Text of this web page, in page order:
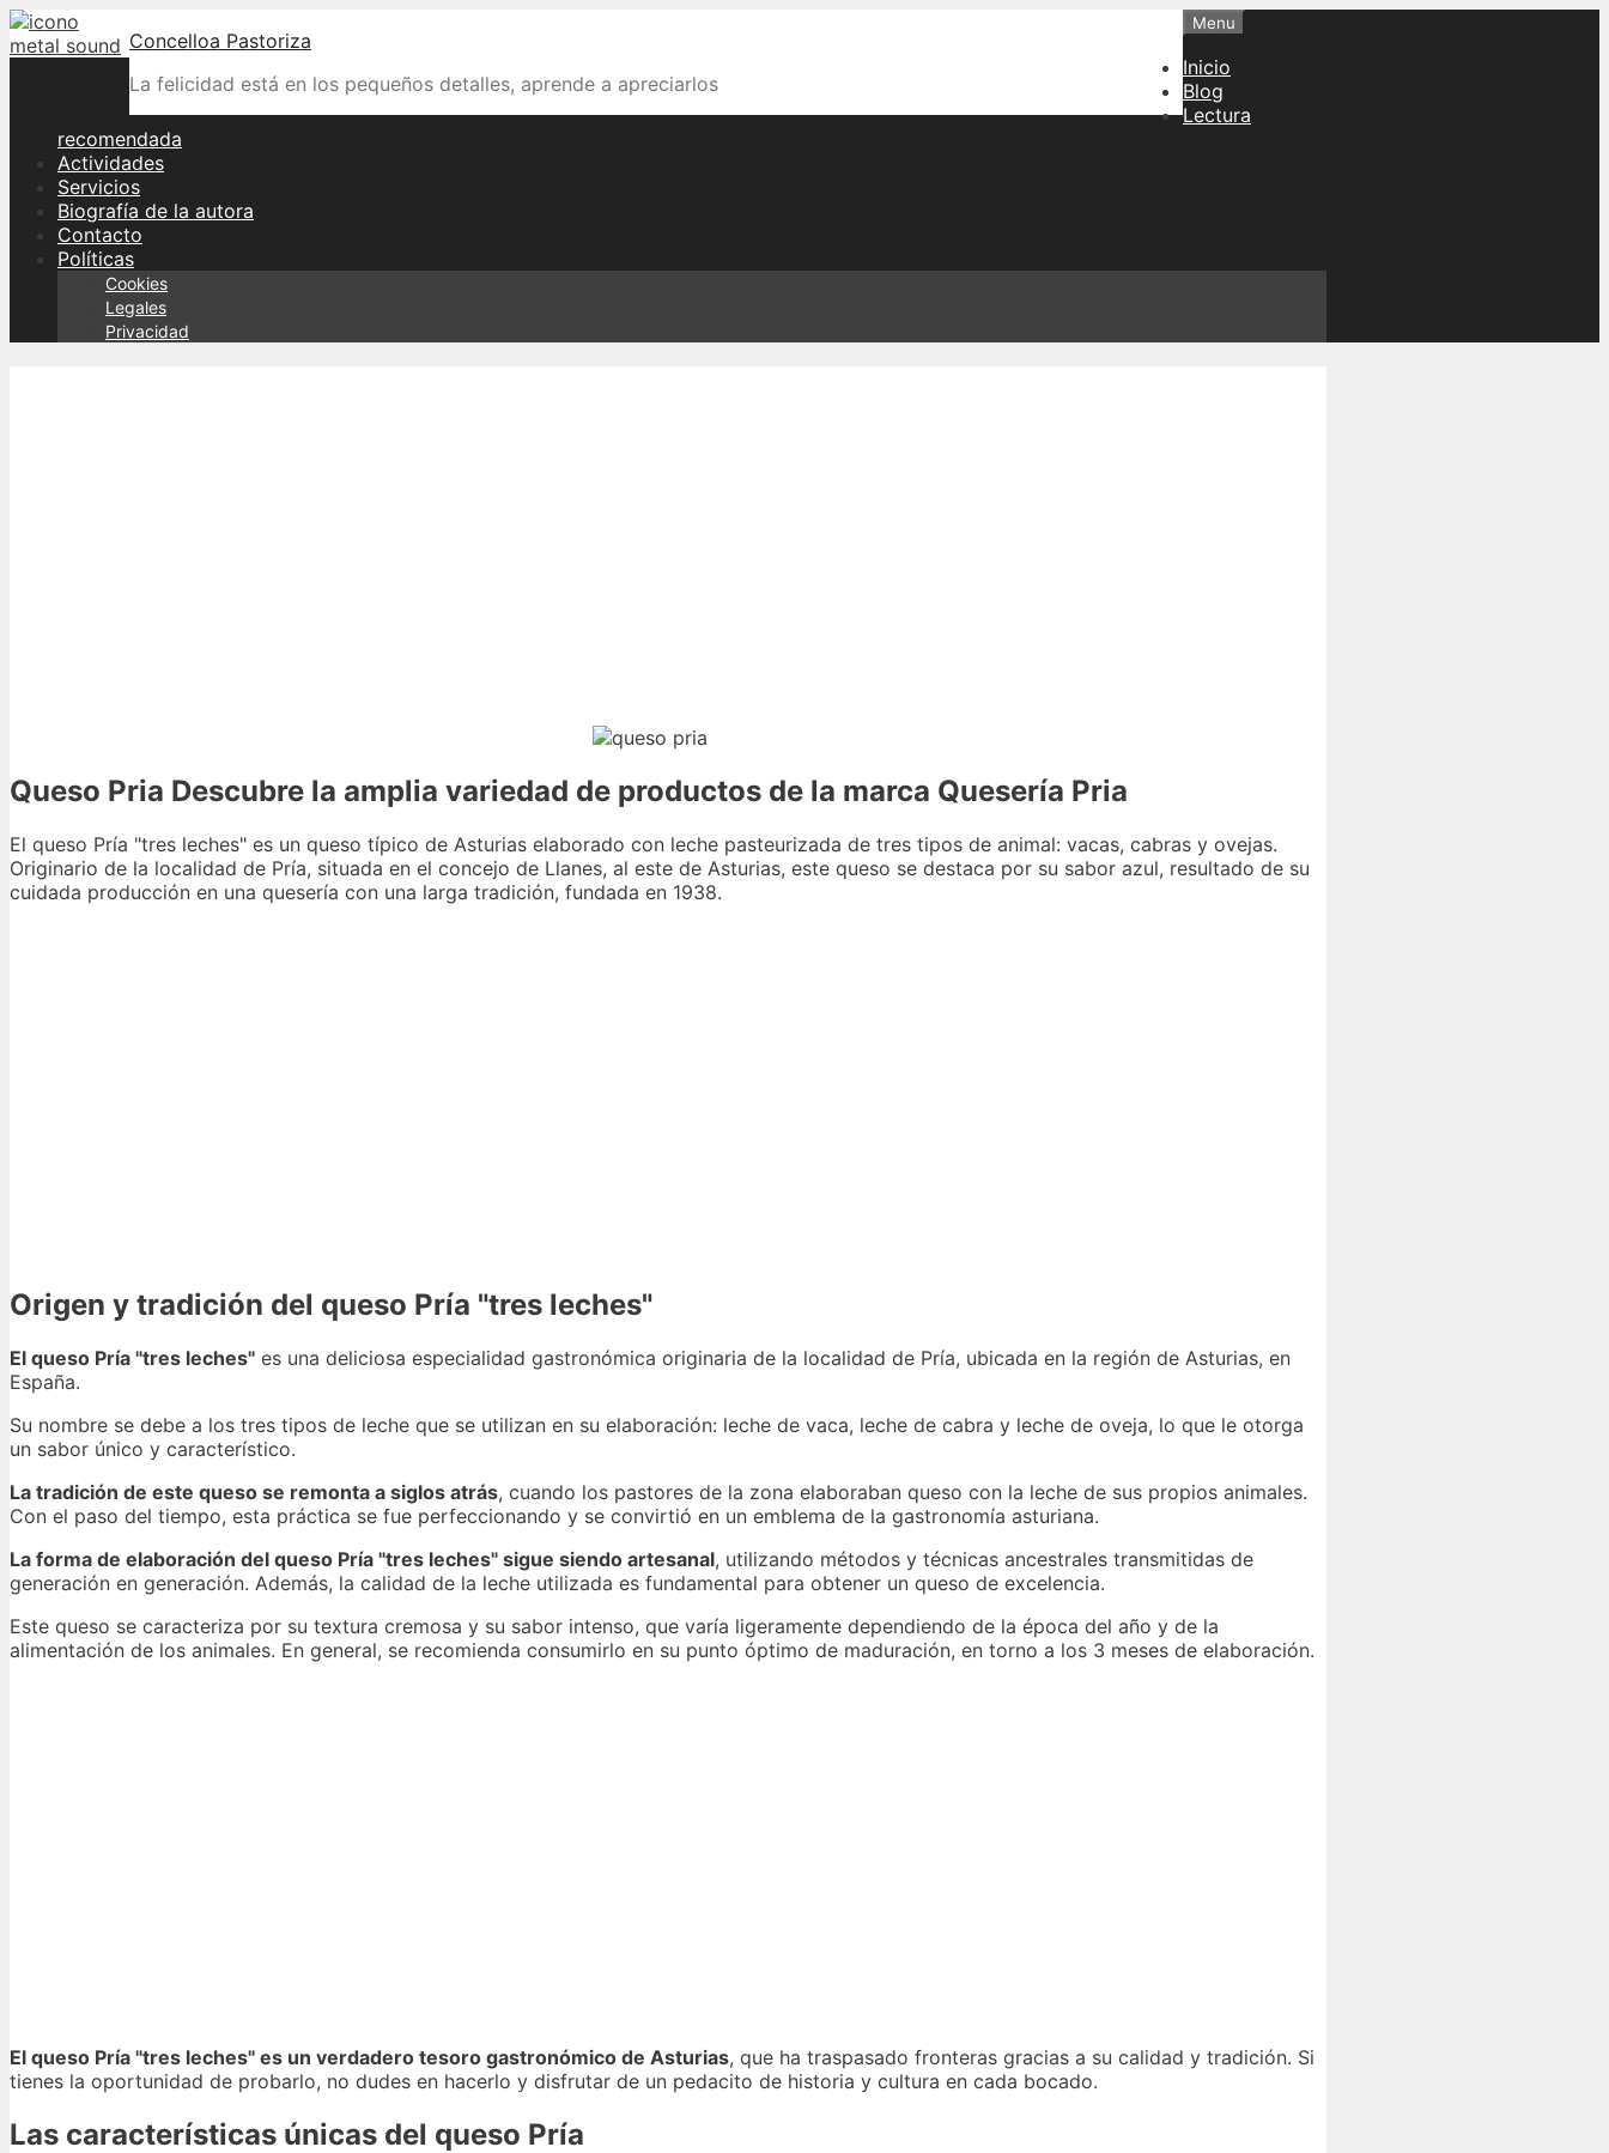
Skip
to
Concelloa Pastoriza
La felicidad está en los pequeños detalles, aprende a apreciarlos
Menu
Inicio
Blog
Lectura
recomendada
Actividades
Servicios
Biografía de la autora
Contacto
Políticas
Cookies
Legales
Privacidad
Queso Pria Descubre la amplia variedad de productos de la marca Quesería Pria
El queso Pría "tres leches" es un queso típico de Asturias elaborado con leche pasteurizada de tres tipos de animal: vacas, cabras y ovejas.
Originario de la localidad de Pría, situada en el concejo de Llanes, al este de Asturias, este queso se destaca por su sabor azul, resultado de su
cuidada producción en una quesería con una larga tradición, fundada en 1938.
Origen y tradición del queso Pría "tres leches"
El queso Pría "tres leches" es una deliciosa especialidad gastronómica originaria de la localidad de Pría, ubicada en la región de Asturias, en
España.
Su nombre se debe a los tres tipos de leche que se utilizan en su elaboración: leche de vaca, leche de cabra y leche de oveja, lo que le otorga
un sabor único y característico.
La tradición de este queso se remonta a siglos atrás, cuando los pastores de la zona elaboraban queso con la leche de sus propios animales.
Con el paso del tiempo, esta práctica se fue perfeccionando y se convirtió en un emblema de la gastronomía asturiana.
La forma de elaboración del queso Pría "tres leches" sigue siendo artesanal, utilizando métodos y técnicas ancestrales transmitidas de
generación en generación. Además, la calidad de la leche utilizada es fundamental para obtener un queso de excelencia.
Este queso se caracteriza por su textura cremosa y su sabor intenso, que varía ligeramente dependiendo de la época del año y de la
alimentación de los animales. En general, se recomienda consumirlo en su punto óptimo de maduración, en torno a los 3 meses de elaboración.
El queso Pría "tres leches" es un verdadero tesoro gastronómico de Asturias, que ha traspasado fronteras gracias a su calidad y tradición. Si
tienes la oportunidad de probarlo, no dudes en hacerlo y disfrutar de un pedacito de historia y cultura en cada bocado.
Las características únicas del queso Pría